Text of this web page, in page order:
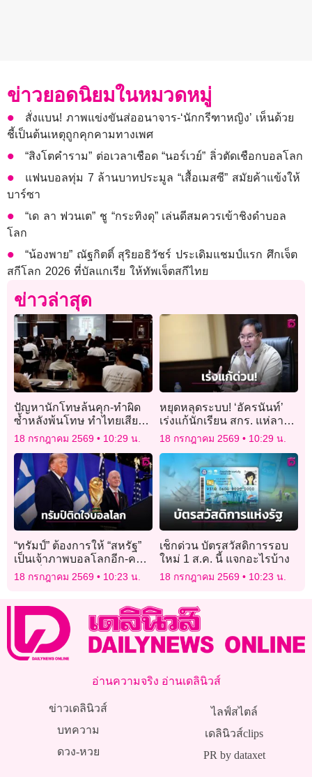
ข่าวยอดนิยมในหมวดหมู่
สั่งแบน! ภาพแข่งขันส่ออนาจาร-‘นักกรีฑาหญิง’ เห็นด้วย
ชี้เป็นต้นเหตุถูกคุกคามทางเพศ
“สิงโตคำราม” ต่อเวลาเชือด “นอร์เวย์” ลิ่วตัดเชือกบอลโลก
แฟนบอลทุ่ม 7 ล้านบาทประมูล “เสื้อเมสซี” สมัยค้าแข้งให้
บาร์ซา
“เด ลา ฟวนเต” ชู “กระทิงดุ” เล่นดีสมควรเข้าชิงดำบอล
โลก
“น้องพาย” ณัฐกิตติ์ สุริยอธิวัชร์ ประเดิมแชมป์แรก ศึกเจ็ต
สกีโลก 2026 ที่บัลแกเรีย ให้ทัพเจ็ตสกีไทย
ข่าวล่าสุด
ปัญหานักโทษล้นคุก-ทำผิด
ซ้ำหลังพ้นโทษ ทำไทยเสีย
โอกาสเศรษฐกิจกว่า 3 แสน
18 กรกฎาคม 2569 10:29 น.
หยุดหลุดระบบ! ‘อัครนันท์’
เร่งแก้นักเรียน สกร. แห่ลา
ออกหลังหลุดสิทธิบัตร
สวัสดิการฯ
18 กรกฎาคม 2569 10:29 น.
“ทรัมป์” ต้องการให้ “สหรัฐ”
เป็นเจ้าภาพบอลโลกอีก-คาด
อาจเป็นไปได้ในปี 2038
18 กรกฎาคม 2569 10:23 น.
เช็กด่วน บัตรสวัสดิการรอบ
ใหม่ 1 ส.ค. นี้ แจกอะไรบ้าง
18 กรกฎาคม 2569 10:23 น.
อ่านความจริง อ่านเดลินิวส์
ข่าวเดลินิวส์
บทความ
ดวง-หวย
ไลฟ์สไตล์
เดลินิวส์clips
PR by dataxet